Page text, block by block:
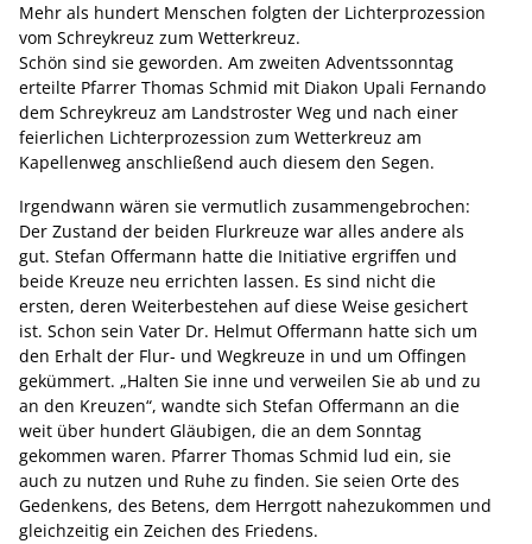
Mehr als hundert Menschen folgten der Lichterprozession
vom Schreykreuz zum Wetterkreuz.
Schön sind sie geworden. Am zweiten Adventssonntag
erteilte Pfarrer Thomas Schmid mit Diakon Upali Fernando
dem Schreykreuz am Landstroster Weg und nach einer
feierlichen Lichterprozession zum Wetterkreuz am
Kapellenweg anschließend auch diesem den Segen.
Irgendwann wären sie vermutlich zusammengebrochen:
Der Zustand der beiden Flurkreuze war alles andere als
gut. Stefan Offermann hatte die Initiative ergriffen und
beide Kreuze neu errichten lassen. Es sind nicht die
ersten, deren Weiterbestehen auf diese Weise gesichert
ist. Schon sein Vater Dr. Helmut Offermann hatte sich um
den Erhalt der Flur- und Wegkreuze in und um Offingen
gekümmert. „Halten Sie inne und verweilen Sie ab und zu
an den Kreuzen“, wandte sich Stefan Offermann an die
weit über hundert Gläubigen, die an dem Sonntag
gekommen waren. Pfarrer Thomas Schmid lud ein, sie
auch zu nutzen und Ruhe zu finden. Sie seien Orte des
Gedenkens, des Betens, dem Herrgott nahezukommen und
gleichzeitig ein Zeichen des Friedens.